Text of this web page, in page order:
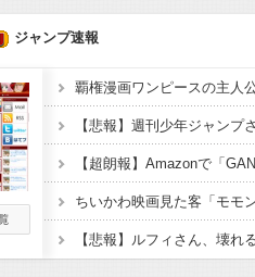
ジャンプ速報
【悲報】ルフィさん、壊れ